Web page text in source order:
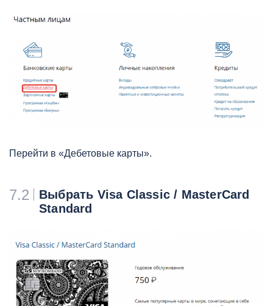
Перейти в «Дебетовые карты».
7.2
Выбрать Visa Classic / MasterCard
Standard